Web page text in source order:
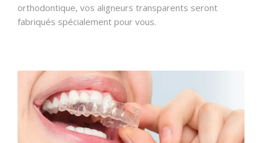
orthodontique, vos aligneurs transparents seront
fabriqués spécialement pour vous.